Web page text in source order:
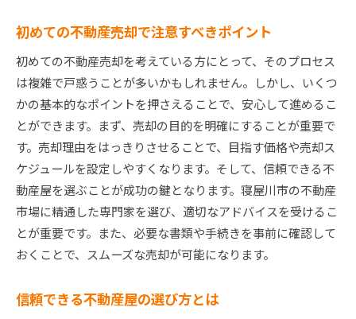
寝屋川市特有の法律や規制の理解
地域特性を反映した価値提案の仕方
環境や交通アクセスをアピールするポイント
地域に根ざした売却アプローチの具体例
成功事例から学ぶ寝屋川市の不動産売却ノウハウ
高価格で売却を成し遂げた事例の紹介
売却が成功した理由とその要因
失敗事例から学ぶべき教訓
成約までのプロセスを細かく解説
顧客とのコミュニケーションの重要性
成功事例から導き出される今後の戦略
初めての不動産売却で注意すべきポイント
初めての不動産売却を考えている方にとって、そのプロセス
は複雑で戸惑うことが多いかもしれません。しかし、いくつ
かの基本的なポイントを押さえることで、安心して進めるこ
とができます。まず、売却の目的を明確にすることが重要で
す。売却理由をはっきりさせることで、目指す価格や売却ス
ケジュールを設定しやすくなります。そして、信頼できる不
動産屋を選ぶことが成功の鍵となります。寝屋川市の不動産
市場に精通した専門家を選び、適切なアドバイスを受けるこ
とが重要です。また、必要な書類や手続きを事前に確認して
おくことで、スムーズな売却が可能になります。
信頼できる不動産屋の選び方とは